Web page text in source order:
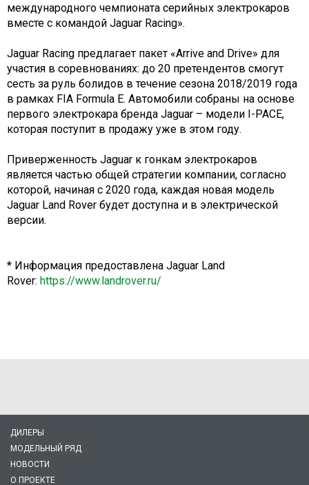
международного чемпионата серийных электрокаров
вместе с командой Jaguar Racing».
Jaguar Racing предлагает пакет «Arrive and Drive» для
участия в соревнованиях: до 20 претендентов смогут
сесть за руль болидов в течение сезона 2018/2019 года
в рамках FIA Formula E. Автомобили собраны на основе
первого электрокара бренда Jaguar – модели I-PACE,
которая поступит в продажу уже в этом году.
Приверженность Jaguar к гонкам электрокаров
является частью общей стратегии компании, согласно
которой, начиная с 2020 года, каждая новая модель
Jaguar Land Rover будет доступна и в электрической
версии.
* Информация предоставлена Jaguar Land
Rover: https://www.landrover.ru/
ДИЛЕРЫ
МОДЕЛЬНЫЙ РЯД
НОВОСТИ
О ПРОЕКТЕ